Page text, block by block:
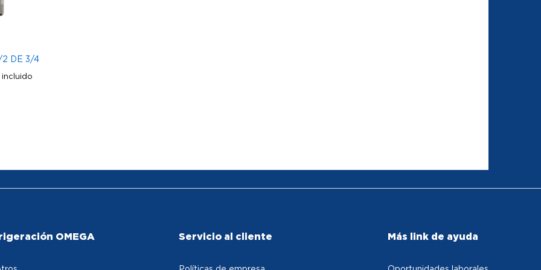
2 DE 3/4
incluido
OMEGA Servicio al cliente Más link de ayuda